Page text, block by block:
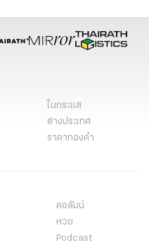
ในกระแส
ต่างประเทศ
ราคาทองคำ
คอลัมน์
หวย
Podcast